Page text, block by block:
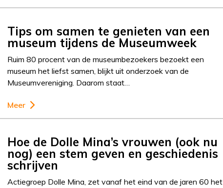
Tips om samen te genieten van een
museum tijdens de Museumweek
Ruim 80 procent van de museumbezoekers bezoekt een
museum het liefst samen, blijkt uit onderzoek van de
Museumvereniging. Daarom staat…
Meer
Hoe de Dolle Mina’s vrouwen (ook nu
nog) een stem geven en geschiedenis
schrijven
Actiegroep Dolle Mina, zet vanaf het eind van de jaren 60 het